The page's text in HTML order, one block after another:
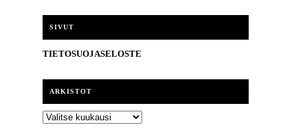
SIVUT
TIETOSUOJASELOSTE
ARKISTOT
ARKISTOT